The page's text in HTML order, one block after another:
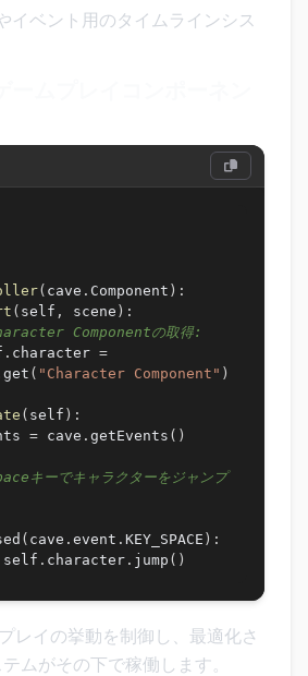
イベント用のタイムラインシス
( cave . Component ) :
( self , scene ) :
Componentの取得:
. character =
get ( "Character Component" )
( self ) :
= cave . getEvents ( )
キーでキャラクターをジャンプ
( cave . event . KEY_SPACE ) :
            self
. character . jump ( )
レイの挙動を制御し、最適化さ
ムがその下で稼働します。